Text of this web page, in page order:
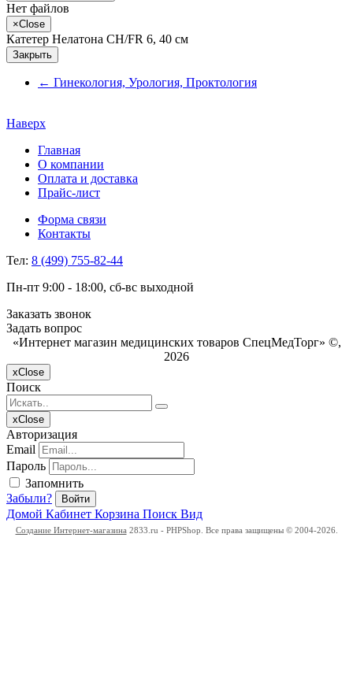
Нет файлов
×Close
Катетер Нелатона CH/FR 6, 40 см
Закрыть
← Гинекология, Урология, Проктология
Наверх
Главная
О компании
Оплата и доставка
Прайс-лист
Форма связи
Контакты
Тел: 8 (499) 755-82-44
Пн-пт 9:00 - 18:00, сб-вс выходной
Заказать звонок
Задать вопрос
«Интернет магазин медицинских товаров СпецМедТорг» ©,
2026
xClose
Поиск
xClose
Авторизация
Email
Пароль
Запомнить
Забыли?
Войти
Домой Кабинет Корзина Поиск Вид
Создание Интернет-магазина 2833.ru - PHPShop. Все права защищены © 2004-2026.